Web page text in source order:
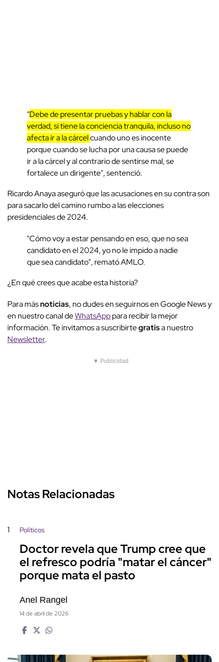
"Debe de presentar pruebas y hablar con la
verdad, si tiene la conciencia tranquila, incluso no
afecta ir a la cárcelcuando uno es inocente
porque cuando se lucha por una causa se puede
ir a la cárcel y al contrario de sentirse mal, se
fortalece un dirigente", sentenció.
Ricardo Anaya aseguró que las acusaciones en su contra son
para sacarlo del camino rumbo a las elecciones
presidenciales de 2024.
"Cómo voy a estar pensando en eso, que no sea
candidato en el 2024, yo no le impido a nadie
que sea candidato", remató AMLO.
¿En qué crees que acabe esta historia?
Para másnoticias, no dudes en seguirnos en Google News y
en nuestro canal deWhatsApppara recibir la mejor
información. Te invitamos a suscribirtegratisa nuestro
Newsletter.
▼ Publicidad
Notas Relacionadas
1 Políticos
Doctor revela que Trump cree que
el refresco podría "matar el cáncer"
porque mata el pasto
Anel Rangel
14 de abril de 2026